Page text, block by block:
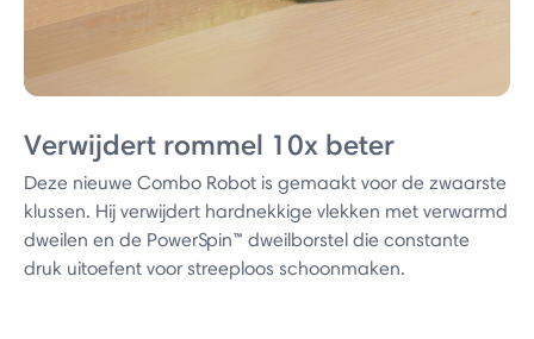
Verwijdert rommel 10x beter
Deze nieuwe Combo Robot is gemaakt voor de zwaarste
klussen. Hij verwijdert hardnekkige vlekken met verwarmd
dweilen en de PowerSpin™ dweilborstel die constante
druk uitoefent voor streeploos schoonmaken.